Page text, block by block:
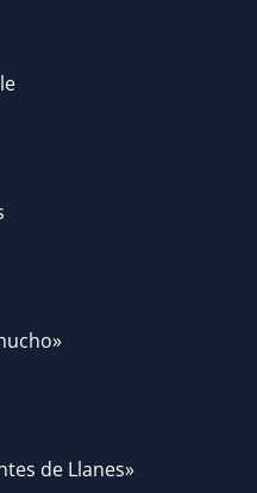
de Llanes»